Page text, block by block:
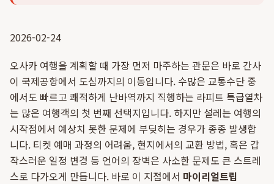
2026-02-24
오사카 여행을 계획할 때 가장 먼저 마주하는 관문은 바로 간사
이 국제공항에서 도심까지의 이동입니다. 수많은 교통수단 중
에서도 빠르고 쾌적하게 난바역까지 직행하는 라피트 특급열차
는 많은 여행객의 첫 번째 선택지입니다. 하지만 설레는 여행의
시작점에서 예상치 못한 문제에 부딪히는 경우가 종종 발생합
니다. 티켓 예매 과정의 어려움, 현지에서의 교환 방법, 혹은 갑
작스러운 일정 변경 등 언어의 장벽은 사소한 문제도 큰 스트레
스로 다가오게 만듭니다. 바로 이 지점에서 마이리얼트립